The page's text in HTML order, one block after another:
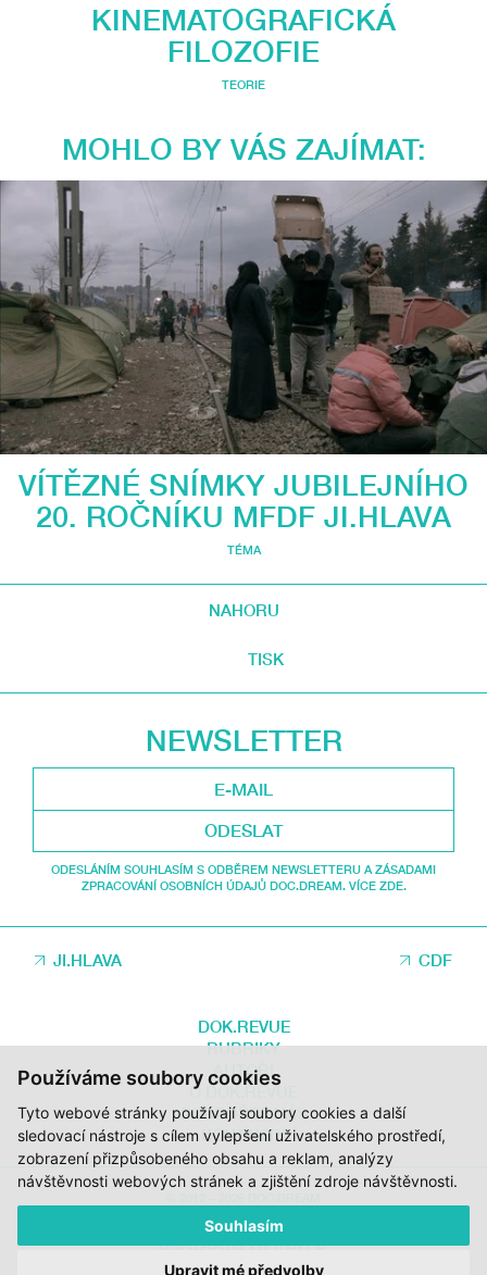
Používáme soubory cookies
Tyto webové stránky používají soubory cookies a další
sledovací nástroje s cílem vylepšení uživatelského prostředí,
zobrazení přizpůsobeného obsahu a reklam, analýzy
návštěvnosti webových stránek a zjištění zdroje návštěvnosti.
Souhlasím
Upravit mé předvolby
KINEMATOGRAFICKÁ
FILOZOFIE
TEORIE
MOHLO BY VÁS ZAJÍMAT:
VÍTĚZNÉ SNÍMKY JUBILEJNÍHO
20. ROČNÍKU MFDF JI.HLAVA
TÉMA
NAHORU
TISK
NEWSLETTER
ODESLAT
ODESLÁNÍM SOUHLASÍM S ODBĚREM NEWSLETTERU A ZÁSADAMI
ZPRACOVÁNÍ OSOBNÍCH ÚDAJŮ DOC.DREAM. VÍCE ZDE.
JI.HLAVA CDF
DOK.REVUE
RUBRIKY
AUTOŘI
O DOK.REVUE
PODPOŘTE NÁS
KONTAKTY
ZA PODPORY STÁTNÍHO FONDU KINEMATOGRAFIE, KRAJE VYSOČINA A
MINISTERSTVA KULTURY ČR.